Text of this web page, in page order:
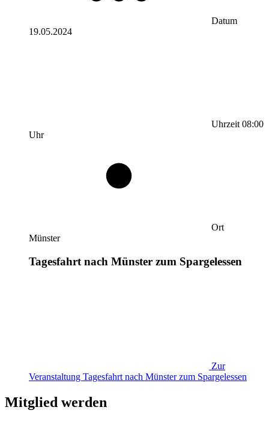
Datum
19.05.2024
Uhrzeit 08:00
Uhr
Ort
Münster
Tagesfahrt nach Münster zum Spargelessen
Zur
Veranstaltung Tagesfahrt nach Münster zum Spargelessen
Mitglied werden